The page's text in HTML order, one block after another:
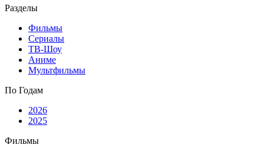
Разделы
Фильмы
Сериалы
ТВ-Шоу
Аниме
Мультфильмы
По Годам
2026
2025
Фильмы